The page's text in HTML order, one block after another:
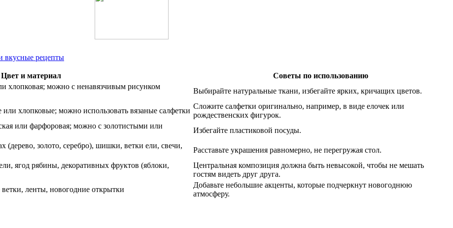
вкусные рецепты
Цвет и материал
Советы по использованию
хлопковая; можно с ненавязчивым рисунком
Выбирайте натуральные ткани, избегайте ярких, кричащих цветов.
хлопковые; можно использовать вязаные салфетки
Сложите салфетки оригинально, например, в виде елочек или
рождественских фигурок.
или фарфоровая; можно с золотистыми или
Избегайте пластиковой посуды.
(дерево, золото, серебро), шишки, ветки ели, свечи,
Расставьте украшения равномерно, не перегружая стол.
ягод рябины, декоративных фруктов (яблоки,
Центральная композиция должна быть невысокой, чтобы не мешать
гостям видеть друг друга.
ленты, новогодние открытки
Добавьте небольшие акценты, которые подчеркнут новогоднюю
атмосферу.